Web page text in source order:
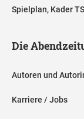
Spielplan, Kader
Die
Autoren und
Karriere / Jobs